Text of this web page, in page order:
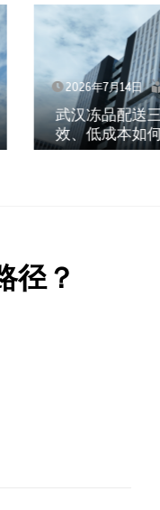
2026年7月14日
上海餐饮连锁
何破解冻品食
径？